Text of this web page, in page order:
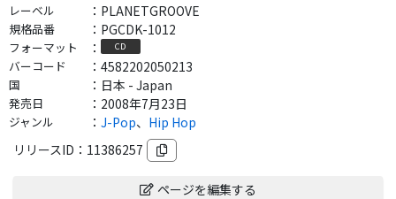
レーベル ： PLANETGROOVE
規格品番 ： PGCDK-1012
フォーマット ： CD
バーコード ： 4582202050213
国 ： 日本 - Japan
発売日 ： 2008年7月23日
ジャンル ： J-Pop、 Hip Hop
リリースID： 11386257
ページを編集する